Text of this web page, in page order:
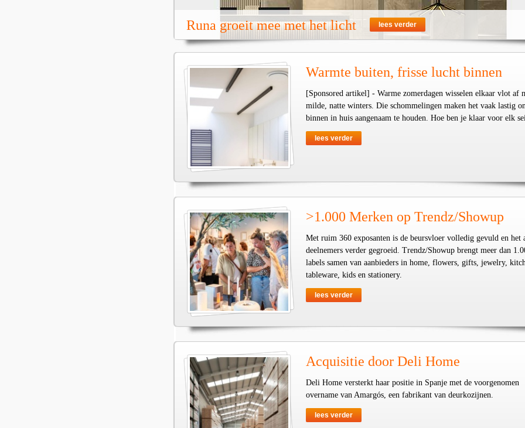
Runa groeit mee met het licht lees verder
Warmte buiten, frisse lucht binnen
[Sponsored artikel] - Warme zomerdagen wisselen elkaar vlot af
milde, natte winters. Die schommelingen maken het vaak lastig
binnen in huis aangenaam te houden. Hoe ben je klaar voor elk
lees verder
>1.000 Merken op Trendz/Showup
Met ruim 360 exposanten is de beursvloer volledig gevuld en het
deelnemers verder gegroeid. Trendz/Showup brengt meer dan
labels samen van aanbieders in home, flowers, gifts, jewelry,
tableware, kids en stationery.
lees verder
Acquisitie door Deli Home
Deli Home versterkt haar positie in Spanje met de voorgenomen
overname van Amargós, een fabrikant van deurkozijnen.
lees verder